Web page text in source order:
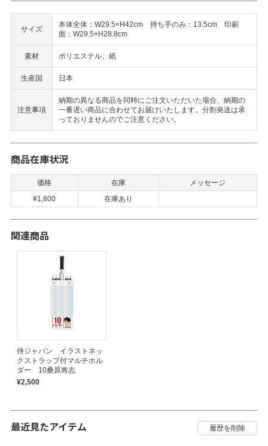
サイズ
本体全体：W29.5×H42cm 持ち手のみ：13.5cm 印刷
面：W29.5×H28.8cm
素材 ポリエステル、紙
生産国 日本
注意事項
納期の異なる商品を同時にご注文いただいた場合、納期の
一番遅い商品に合わせてお届けいたします。分割発送は承
っておりませんのでご注意ください。
商品在庫状況
価格 在庫
メッセージ
¥1,800
在庫あり
関連商品
侍ジャパン イラストネッ
クストラップ付マルチホル
ダー 10桑原将志
¥2,500
最近見たアイテム